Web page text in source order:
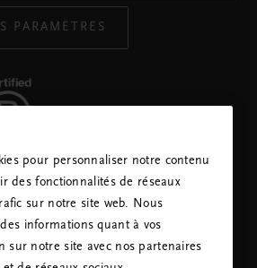
Tarif local
09:00 - 18:30
PARAMÈTRES
pour personnaliser notre contenu
des fonctionnalités de réseaux
sur notre site web. Nous
informations quant à vos
sur notre site avec nos partenaires